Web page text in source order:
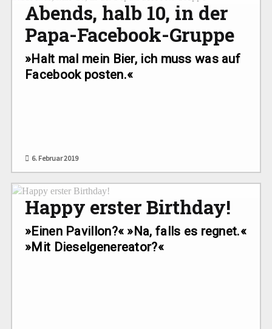
Abends, halb 10, in der
Papa-Facebook-Gruppe
»Halt mal mein Bier, ich muss was auf
Facebook posten.«
6. Februar 2019
Happy erster Birthday!
»Einen Pavillon?« »Na, falls es regnet.«
»Mit Dieselgenereator?«